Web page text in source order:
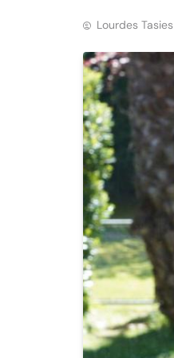
Lourdes Tasies